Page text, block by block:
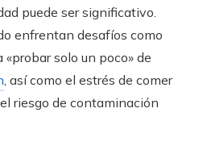
puede ser significativo.
enfrentan desafíos como
solo un poco» de
, así como el estrés de comer
riesgo de contaminación